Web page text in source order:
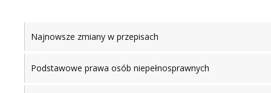
Najnowsze zmiany w przepisach
Podstawowe prawa osób niepełnosprawnych